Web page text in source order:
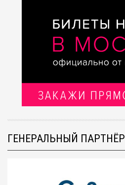
ГЕНЕРАЛЬНЫЙ ПАРТНЁР